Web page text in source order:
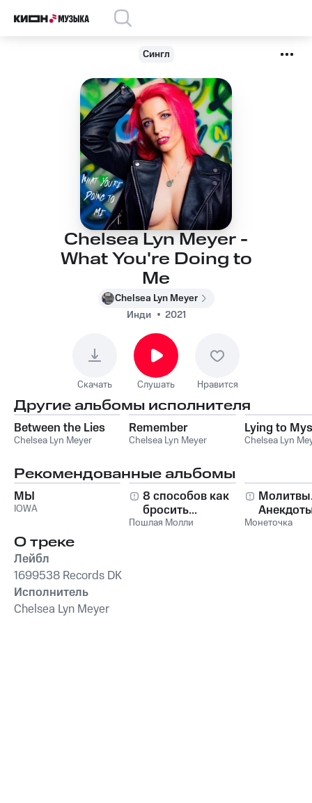
Сингл
Chelsea Lyn Meyer -
What You're Doing to
Me
Chelsea Lyn Meyer
Инди
2021
Скачать Слушать Нравится
Другие альбомы исполнителя
Between the Lies
Chelsea Lyn Meyer
Remember
Chelsea Lyn Meyer
Lying to
Chelsea Lyn
Рекомендованные альбомы
МЫ
IOWA
8 способов как
бросить...
Пошлая Молли Монеточка
О треке
Лейбл
1699538 Records DK
Исполнитель
Chelsea Lyn Meyer